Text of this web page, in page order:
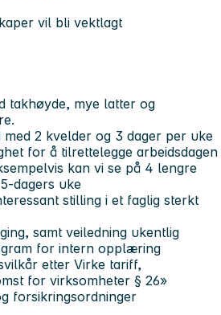
vil bli vektlagt
takhøyde, mye latter og
2 kvelder og 3 dager per uke
for å tilrettelegge arbeidsdagen
kan vi se på 4 lengre
dagers uke
stilling i et faglig sterkt
samt veiledning ukentlig
for intern opplæring
etter Virke tariff,
for virksomheter § 26»
forsikringsordninger